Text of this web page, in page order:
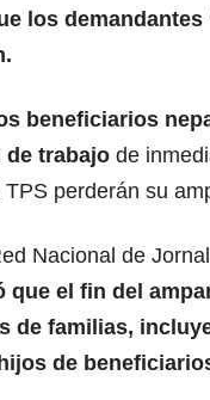
los
beneficiarios
de trabajo de
perderán su
Nacional de
que el fin del
de familias,
de